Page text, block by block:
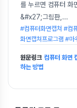
를 누르면 컴퓨터 화
&#x27;그림판, ...
#컴퓨터화면캡쳐 #컴
화면캡쳐프로그램 #
원문링크 컴퓨터 화면
하는 방법